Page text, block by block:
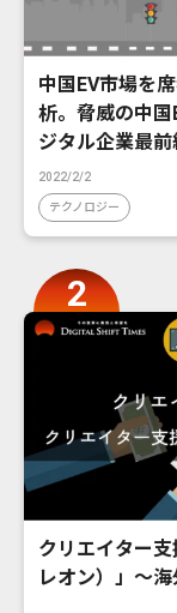
中国EV市場を
析。脅威の中
ジタル企業最前
2022/2/2
テクノロジー
クリエイター
レオン）」〜